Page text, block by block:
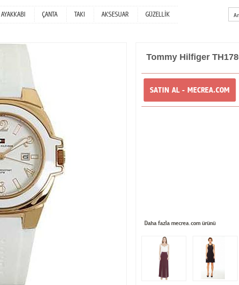
AYAKKABI ÇANTA TAKI AKSESUAR GÜZELLİK
Tommy Hilfiger
SATIN AL - MECREA.COM
Daha fazla mecrea.com ürünü